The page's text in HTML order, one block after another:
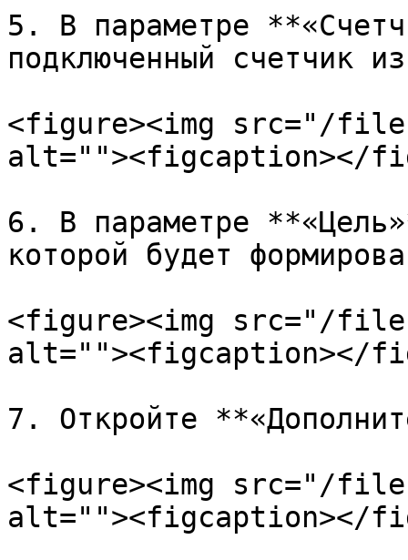
5. В параметре
подключенный счетчик
<figure><img src="/
alt=""><figcaption></
6. В параметре
которой будет
<figure><img src="/files/
alt=""><figcaption></
7. Откройте
<figure><img src="/files/
alt=""><figcaption></